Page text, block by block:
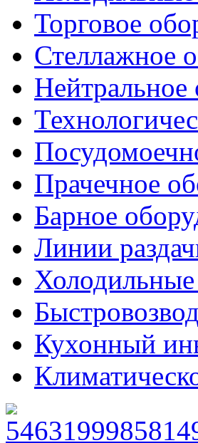
Торговое
Стеллажное
Нейтральное
Прачечное
Барное
Линии
Холодильные
Кухонный